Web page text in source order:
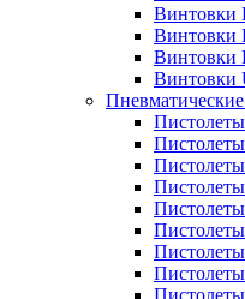
Винтовки
Винтовки
Винтовки
Винтовки